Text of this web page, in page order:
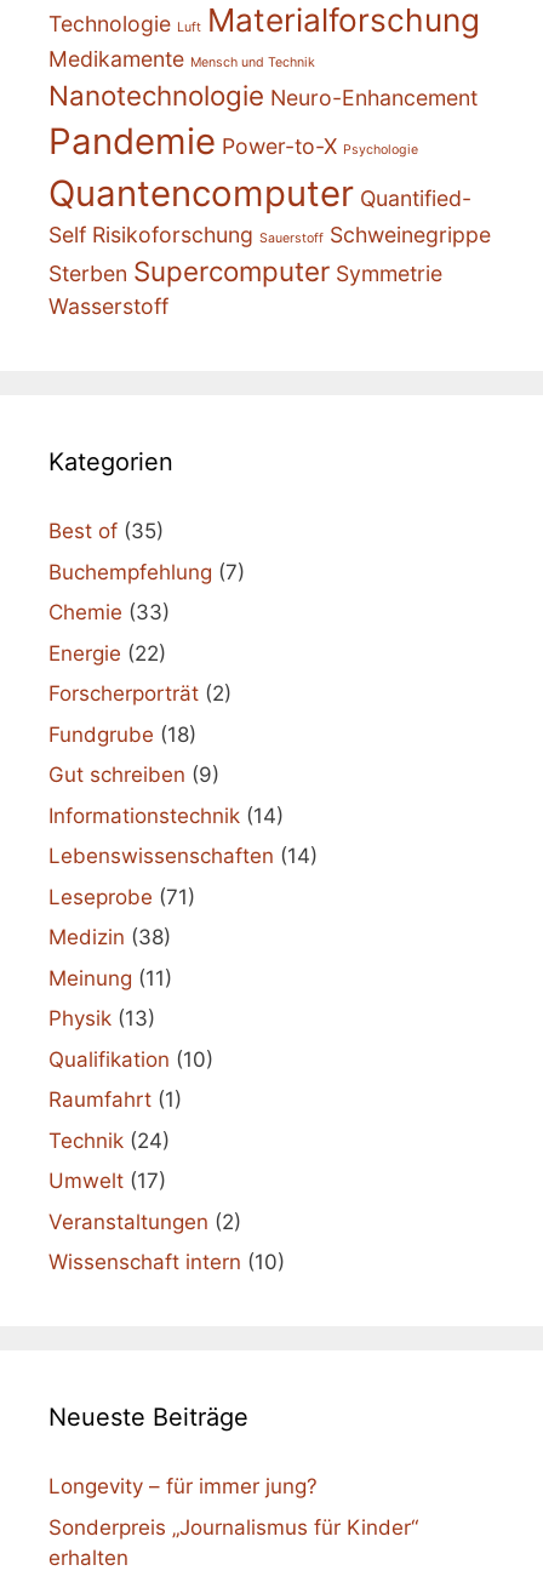
Technologie Luft Materialforschung
Medikamente Mensch und Technik
Nanotechnologie Neuro-Enhancement
Pandemie Power-to-X Psychologie
Quantencomputer Quantified-
Self Risikoforschung Sauerstoff Schweinegrippe
Sterben Supercomputer Symmetrie
Wasserstoff
Kategorien
Best of (35)
Buchempfehlung (7)
Chemie (33)
Energie (22)
Forscherporträt (2)
Fundgrube (18)
Gut schreiben (9)
Informationstechnik (14)
Lebenswissenschaften (14)
Leseprobe (71)
Medizin (38)
Meinung (11)
Physik (13)
Qualifikation (10)
Raumfahrt (1)
Technik (24)
Umwelt (17)
Veranstaltungen (2)
Wissenschaft intern (10)
Neueste Beiträge
Longevity – für immer jung?
Sonderpreis „Journalismus für Kinder“
erhalten